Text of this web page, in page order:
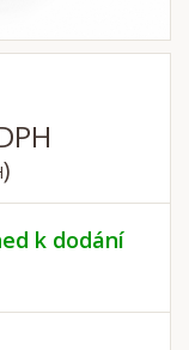
)
k dodání